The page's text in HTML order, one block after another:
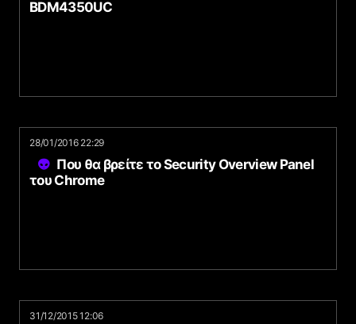
BDM4350UC
28/01/2016 22:29
Που θα βρείτε το Security Overview Panel
του Chrome
31/12/2015 12:06